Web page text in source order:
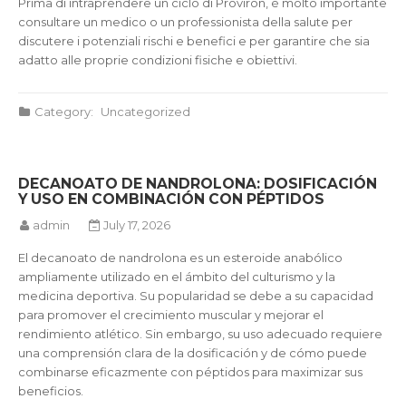
consultare un medico o un professionista della salute per
discutere i potenziali rischi e benefici e per garantire che sia
adatto alle proprie condizioni fisiche e obiettivi.
Category: Uncategorized
DECANOATO DE NANDROLONA: DOSIFICACIÓN
Y USO EN COMBINACIÓN CON PÉPTIDOS
admin July 17, 2026
El decanoato de nandrolona es un esteroide anabólico
ampliamente utilizado en el ámbito del culturismo y la
medicina deportiva. Su popularidad se debe a su capacidad
para promover el crecimiento muscular y mejorar el
rendimiento atlético. Sin embargo, su uso adecuado requiere
una comprensión clara de la dosificación y de cómo puede
combinarse eficazmente con péptidos para maximizar sus
beneficios.